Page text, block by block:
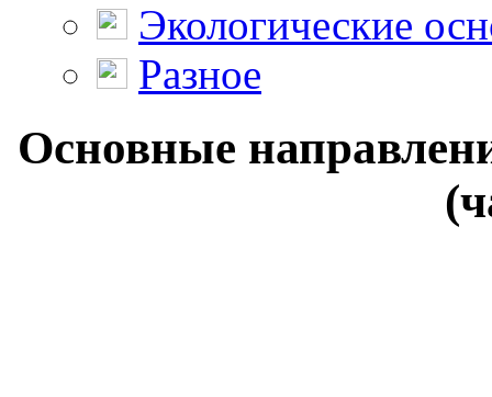
Экологические
Разное
Основные